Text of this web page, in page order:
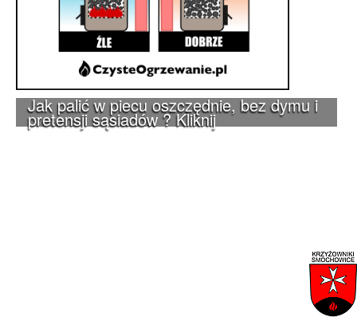
Jak palić w piecu oszczędnie, bez dymu i
pretensji sąsiadów ? Kliknij